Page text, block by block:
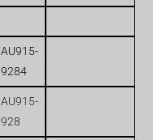
AU915-
9284
AU915-
928